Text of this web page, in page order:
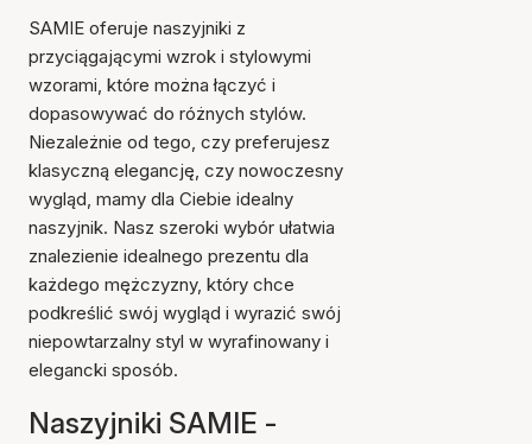
SAMIE oferuje naszyjniki z
przyciągającymi wzrok i stylowymi
wzorami, które można łączyć i
dopasowywać do różnych stylów.
Niezależnie od tego, czy preferujesz
klasyczną elegancję, czy nowoczesny
wygląd, mamy dla Ciebie idealny
naszyjnik. Nasz szeroki wybór ułatwia
znalezienie idealnego prezentu dla
każdego mężczyzny, który chce
podkreślić swój wygląd i wyrazić swój
niepowtarzalny styl w wyrafinowany i
elegancki sposób.
Naszyjniki SAMIE -